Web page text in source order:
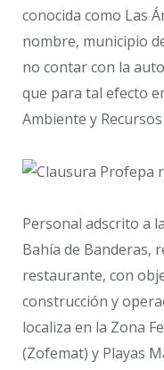
conocida como Las
nombre, municipio
no contar con la
que para tal efecto
Ambiente y
Personal adscrito a
Bahía de Banderas,
restaurante, con
construcción y
localiza en la Zona
(Zofemat) y Playas